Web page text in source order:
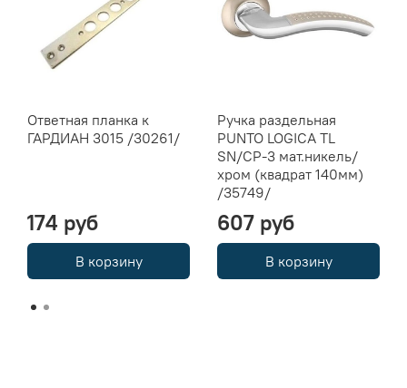
Ответная планка к
ГАРДИАН 3015 /30261/
174 руб
В корзину
Ручка раздельная
PUNTO LOGICA TL
SN/CP-3 мат.никель/
хром (квадрат 140мм)
/35749/
607 руб
В корзину